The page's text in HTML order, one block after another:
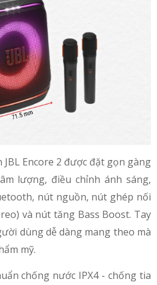
Encore 2 được đặt gọn gàng
lượng, điều chỉnh ánh sáng,
nút nguồn, nút ghép nối
và nút tăng Bass Boost. Tay
dùng dễ dàng mang theo mà
mỹ.
chống nước IPX4 - chống tia